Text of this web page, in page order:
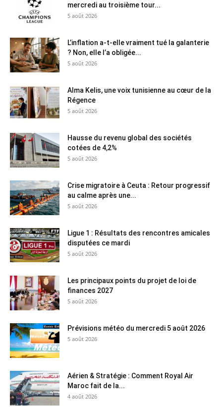
mercredi au troisième tour...
5 août 2026
L’inflation a-t-elle vraiment tué la galanterie
? Non, elle l’a obligée...
5 août 2026
Alma Kelis, une voix tunisienne au cœur de la
Régence
5 août 2026
Hausse du revenu global des sociétés
cotées de 4,2%
5 août 2026
Crise migratoire à Ceuta : Retour progressif
au calme après une...
5 août 2026
Ligue 1 : Résultats des rencontres amicales
disputées ce mardi
5 août 2026
Les principaux points du projet de loi de
finances 2027
5 août 2026
Prévisions météo du mercredi 5 août 2026
5 août 2026
Aérien & Stratégie : Comment Royal Air
Maroc fait de la...
4 août 2026